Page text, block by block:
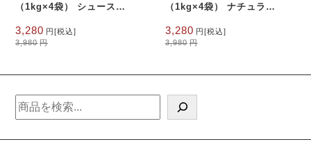
（1kg×4袋） シュースト
業務用
3,980 円
元
の
価
は
円
で
し
3,280 円
現
在
の
格
3,280
円
で
[税込]
（1kg×4袋） ナチュラル
業務用
3,980 円
元
の
価
は
円
し
3,280 円
現
在
の
格
3,280
で
[税込]
索